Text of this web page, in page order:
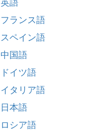
フランス語
スペイン語
中国語
ドイツ語
イタリア語
日本語
ロシア語